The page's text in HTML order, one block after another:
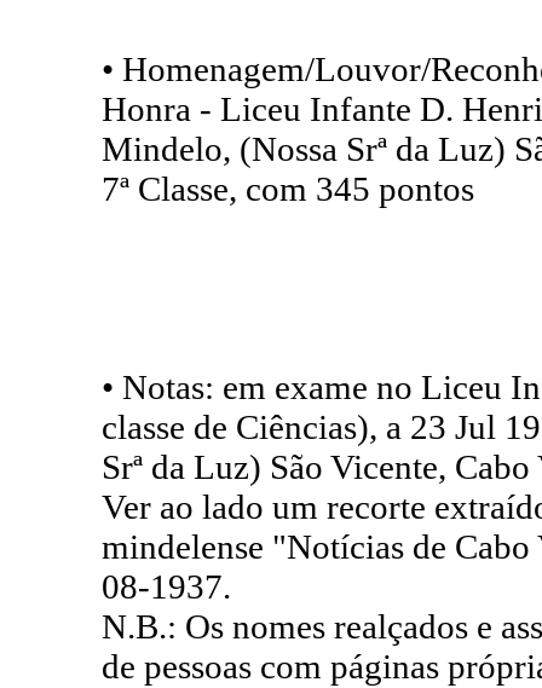
• Homenagem/Louvor/
Honra - Liceu Infante D.
Mindelo, (Nossa Srª da Luz)
7ª Classe, com 345 pontos
• Notas: em exame no Liceu
classe de Ciências), a 23 Jul
Srª da Luz) São Vicente, Cabo
Ver ao lado um recorte
mindelense "Notícias de Cabo
08-1937.
N.B.: Os nomes realçados e
de pessoas com páginas